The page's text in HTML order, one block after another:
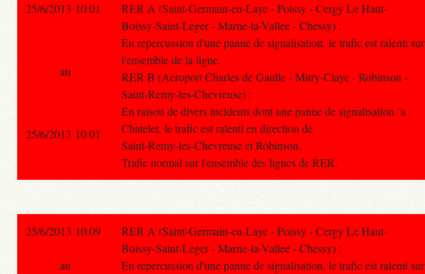
25/6/2013 10:01
RER A (Saint-Germain-en-Laye - Poissy - Cergy Le Haut-
Boissy-Saint-Leger - Marne-la-Vallee - Chessy) :
En repercussion d'une panne de signalisation, le trafic est ralenti sur
l'ensemble de la ligne.
RER B (Aeroport Charles de Gaulle - Mitry-Claye - Robinson -
Saint-Remy-les-Chevreuse) :
En raison de divers incidents dont une panne de signalisation `a
Chatelet, le trafic est ralenti en direction de
Saint-Remy-les-Chevreuse et Robinson.
Trafic normal sur l'ensemble des lignes de RER.
au
25/6/2013 10:01
25/6/2013 10:09
RER A (Saint-Germain-en-Laye - Poissy - Cergy Le Haut-
Boissy-Saint-Leger - Marne-la-Vallee - Chessy) :
En repercussion d'une panne de signalisation, le trafic est ralenti sur
au